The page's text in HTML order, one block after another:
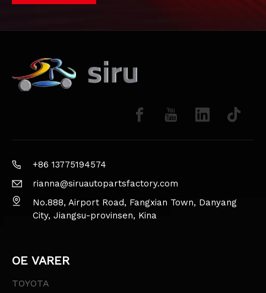
+86 13775194574
rianna@siruautopartsfactory.com
No.888, Airport Road, Fangxian Town, Danyang
City, Jiangsu-provinsen, Kina
OE VARER
TOYOTA